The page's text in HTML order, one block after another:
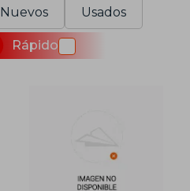
Nuevos Usados
Rápido